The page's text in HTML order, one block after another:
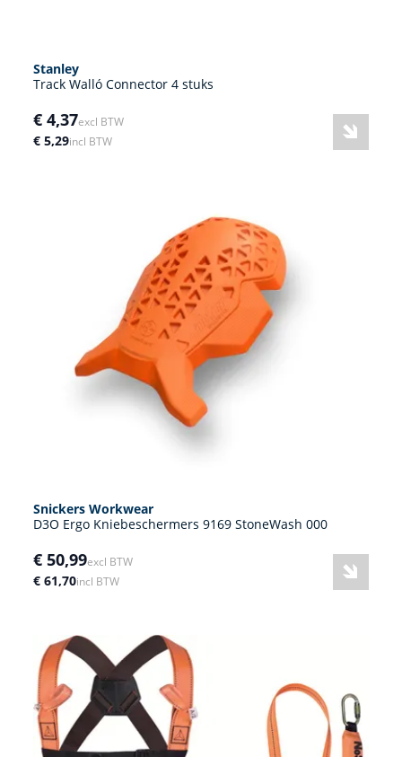
Stanley
Track Walló Connector 4 stuks
€ 4,37excl BTW
€ 5,29incl BTW
Snickers Workwear
D3O Ergo Kniebeschermers 9169 StoneWash 000
€ 50,99excl BTW
€ 61,70incl BTW